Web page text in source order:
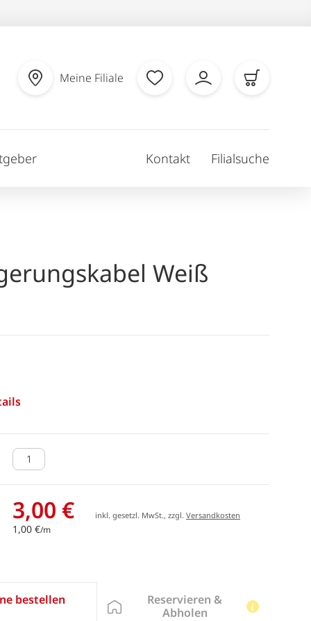
Meine Filiale
Kontakt Filialsuche
Weiß
3,00 €
1,00 €/m
inkl. gesetzl. MwSt., zzgl.Versandkosten
bestellen
Reservieren &
Abholen